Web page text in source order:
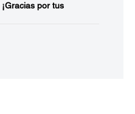
¡Gracias por tus